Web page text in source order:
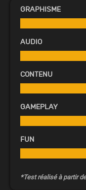
GRAPHISME
AUDIO
CONTENU
GAMEPLAY
FUN
*Test réalisé à partir